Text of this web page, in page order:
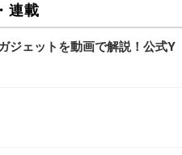
連載
ジェットを動画で解説！公式Y